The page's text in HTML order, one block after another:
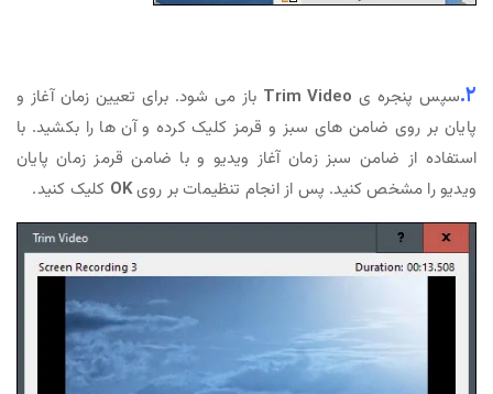
۲. سپس پنجره ی Trim Video باز می شود. برای تعیین زمان آغاز و
پایان بر روی ضامن های سبز و قرمز کلیک کرده و آن ها را بکشید. با
استفاده از ضامن سبز زمان آغاز ویدیو و با ضامن قرمز زمان پایان
ویدیو را مشخص کنید. پس از انجام تنظیمات بر رویOK کلیک کنید.